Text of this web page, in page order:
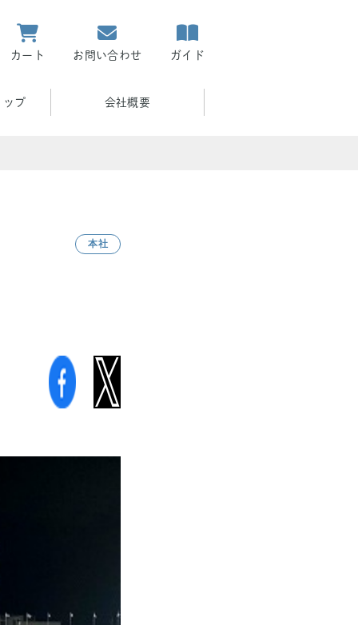
カート お問い合わせ ガイド
ップ 会社概要
本社